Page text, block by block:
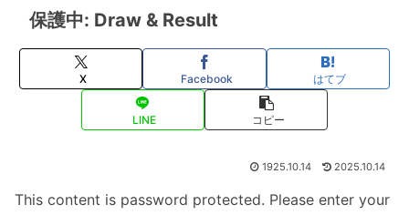
保護中: Draw & Result
X Facebook はてブ
LINE コピー
1925.10.14 2025.10.14
This content is password protected. Please enter your